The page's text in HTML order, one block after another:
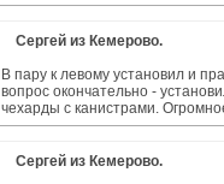
Сергей из Кемерово.
В пару к левому установил и
вопрос окончательно -
чехарды с канистрами.
Сергей из Кемерово.